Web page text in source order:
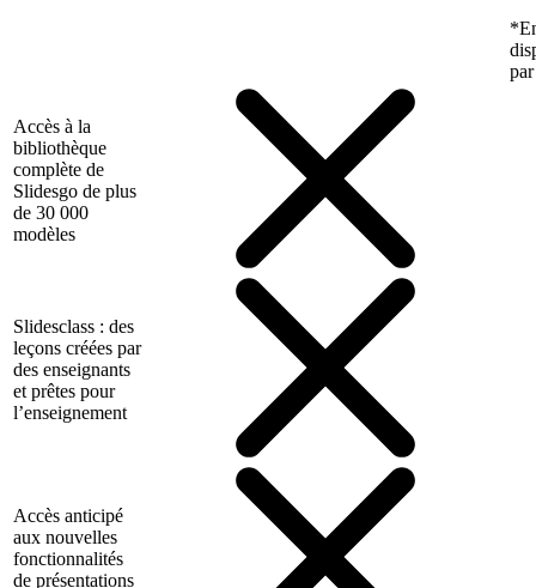
Accès à la
bibliothèque
complète de
Slidesgo de plus
de 30 000
modèles
Slidesclass : des
leçons créées par
des enseignants
et prêtes pour
l’enseignement
Accès anticipé
aux nouvelles
fonctionnalités
de présentations